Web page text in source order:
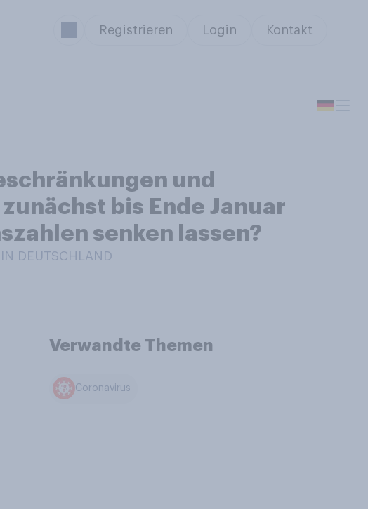
Registrieren Login Kontakt
und
bis Ende Januar
senken lassen?
DEUTSCHLAND
Verwandte Themen
Coronavirus